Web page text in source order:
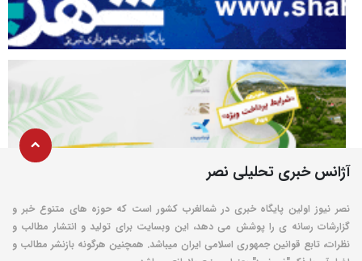
آژانس خبری تحلیلی نصر
نصر نیوز اولین پایگاه خبری در شمالغرب کشور است که حوزه های متنوع خبر و
گزارشات رسانه ی را پوشش می دهد، این وبسایت برای تولید و انتشار مطالب و
نظرات، تابع قوانین جمهوری اسلامی ایران میباشد. همچنین هرگونه بازنشر مطالب و